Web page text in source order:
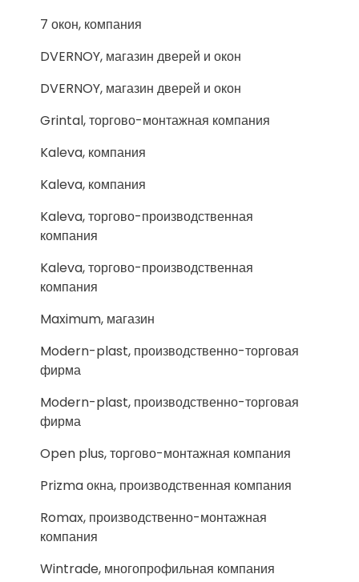
7 окон, компания
DVERNOY, магазин дверей и окон
DVERNOY, магазин дверей и окон
Grintal, торгово-монтажная компания
Kaleva, компания
Kaleva, компания
Kaleva, торгово-производственная
компания
Kaleva, торгово-производственная
компания
Maximum, магазин
Modern-plast, производственно-торговая
фирма
Modern-plast, производственно-торговая
фирма
Open plus, торгово-монтажная компания
Prizma окна, производственная компания
Romax, производственно-монтажная
компания
Wintrade, многопрофильная компания